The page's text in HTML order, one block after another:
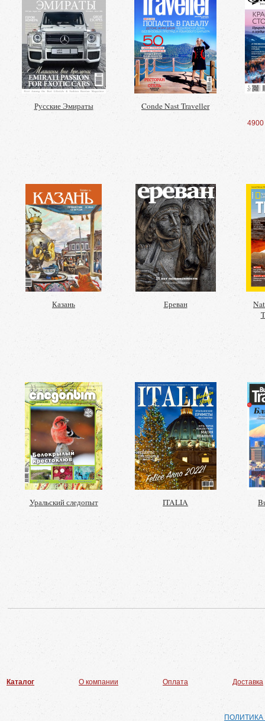
Русские Эмираты Conde Nast Traveller
4900
Казань Ереван
Уральский следопыт ITALIA
Каталог О компании Оплата Доставка